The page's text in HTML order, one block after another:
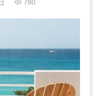
780